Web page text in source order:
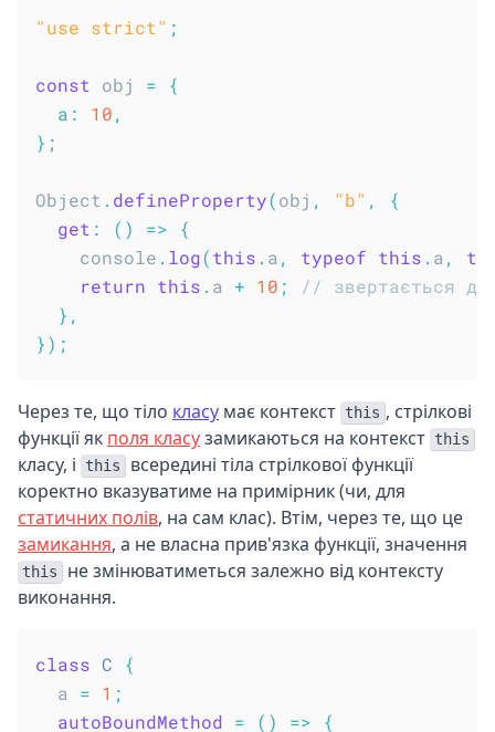
"use strict" ;
const obj =
{
a : 10,
} ;
Object . defineProperty(obj , "b" ,
{
get : ( ) =>
{
    console
. log(this . a , typeof this . a ,
return this . a + 10 ;
// звертається
} ,
}) ;
Через те, що тіло класу має контекст this , стрілкові
функції як поля класузамикаються на контекст this
класу, і this
всередині тіла стрілкової функції
коректно вказуватиме на примірник (чи, для
статичних полів, на сам клас). Втім, через те, що це
замикання, а не власна прив'язка функції, значення
this
не змінюватиметься залежно від контексту
виконання.
class C
{
  a
= 1 ;
autoBoundMethod = ( ) => {